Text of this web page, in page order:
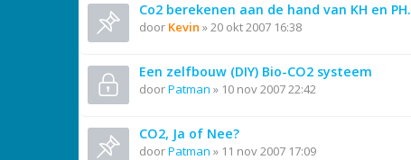
Co2 berekenen aan de hand van KH en PH.
door Kevin »20 okt 2007 16:38
Een zelfbouw (DIY) Bio-CO2 systeem
doorPatman » 10 nov 2007 22:42
CO2, Ja of Nee?
doorPatman » 11 nov 2007 17:09